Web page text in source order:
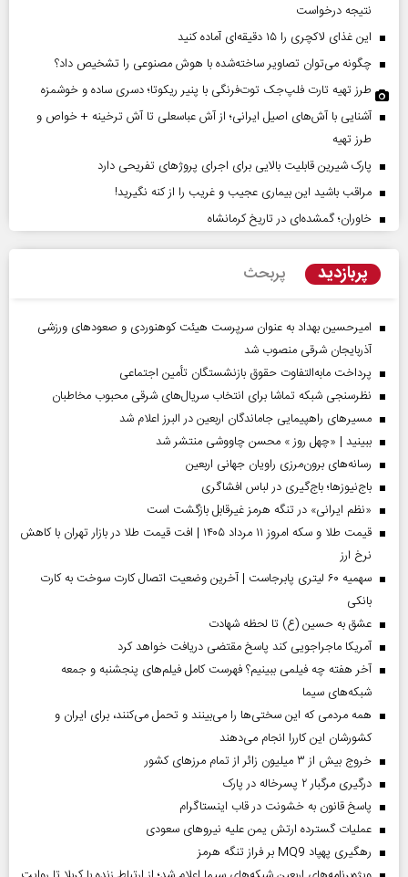
نتیجه درخواست
این غذای لاکچری را ۱۵ دقیقه‌ای آماده کنید
چگونه می‌توان تصاویر ساخته‌شده با هوش مصنوعی را تشخیص داد؟
طرز تهیه تارت فلپ‌جک توت‌فرنگی با پنیر ریکوتا؛ دسری ساده و خوشمزه
آشنایی با آش‌های اصیل ایرانی؛ از آش عباسعلی تا آش ترخینه + خواص و
طرز تهیه
پارک شیرین قابلیت‌ بالایی برای اجرای پروژهای تفریحی دارد
مراقب باشید این بیماری عجیب و غریب را از کنه نگیرید!
خاوران؛ گمشده‌ای در تاریخ کرمانشاه
پربازدید پربحث
امیرحسین بهداد به عنوان سرپرست هیئت کوهنوردی و صعودهای ورزشی
آذربایجان شرقی منصوب شد
پرداخت مابه‌التفاوت حقوق بازنشستگان تأمین اجتماعی
نظرسنجی شبکه تماشا برای انتخاب سریال‌های شرقی محبوب مخاطبان
مسیر‌های راهپیمایی جاماندگان اربعین در البرز اعلام شد
ببینید | «چهل روز » محسن چاووشی منتشر شد
رسانه‌های برون‌مرزی راویان جهانی اربعین
باج‌نیوزها؛ باج‌گیری در لباس افشاگری
«نظم ایرانی» در تنگه هرمز غیرقابل بازگشت است
قیمت طلا و سکه امروز ۱۱ مرداد ۱۴۰۵ | افت قیمت طلا در بازار تهران با کاهش
نرخ ارز
سهمیه ۶۰ لیتری پابرجاست | آخرین وضعیت اتصال کارت سوخت به کارت
بانکی
عشق به حسین (ع) تا لحظه شهادت
آمریکا ماجراجویی کند پاسخ مقتضی دریافت خواهد کرد
آخر هفته چه فیلمی ببینیم؟ فهرست کامل فیلم‌های پنجشنبه و جمعه
شبکه‌های سیما
همه مردمی که این سختی‌ها را می‌بینند و تحمل می‌کنند، برای ایران و
کشورشان این کاررا انجام می‌دهند
خروج بیش از ۳ میلیون زائر از تمام مرز‌های کشور
درگیری مرگبار ۲ پسرخاله در پارک
پاسخ قانون به خشونت در قاب اینستاگرام
عملیات گسترده ارتش یمن علیه نیروهای سعودی
رهگیری پهپاد MQ9 بر فراز تنگه هرمز